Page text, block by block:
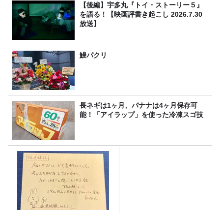
【後編】宇多丸『トイ・ストーリー５』
を語る！【映画評書き起こし 2026.7.30
放送】
鰻パクリ
長ネギは1ヶ月、バナナは4ヶ月保存可
能！「アイラップ」を使った冷凍スゴ技